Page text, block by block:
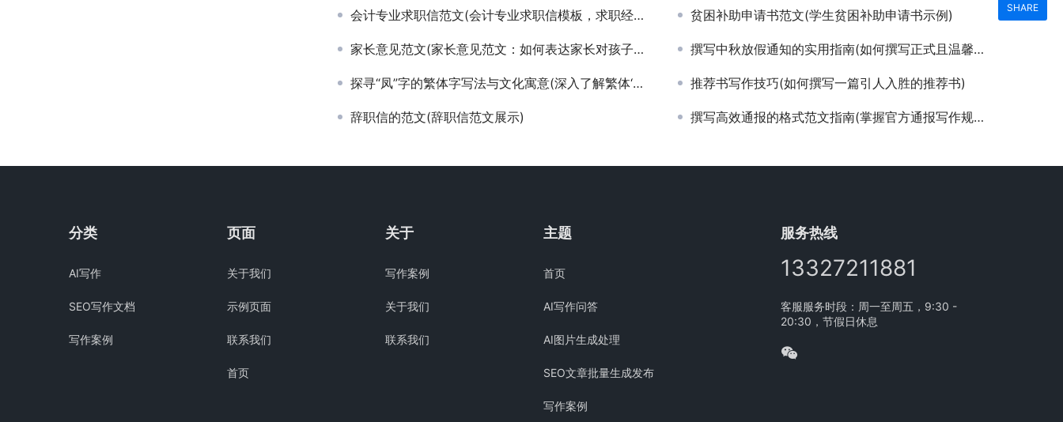
会计专业求职信范文(会计专业求职信模板，求职经验分享，写求职信的技巧) 贫困补助申请书范文(学生贫困补助申请书示例)
家长意见范文(家长意见范文：如何表达家长对孩子的期望与建议) 撰写中秋放假通知的实用指南(如何撰写正式且温馨的中秋佳节放假安排通知)
探寻“凤”字的繁体字写法与文化寓意(深入了解繁体‘鳳’字的书法美学与历史渊源) 推荐书写作技巧(如何撰写一篇引人入胜的推荐书)
辞职信的范文(辞职信范文展示) 撰写高效通报的格式范文指南(掌握官方通报写作规范与实例分析)
分类
AI写作
SEO写作文档
写作案例
页面
关于我们
示例页面
联系我们
首页
关于
写作案例
关于我们
联系我们
主题
首页
AI写作问答
AI图片生成处理
SEO文章批量生成发布
写作案例
服务热线
13327211881
客服服务时段：周一至周五，9:30 -
20:30，节假日休息
SHARE